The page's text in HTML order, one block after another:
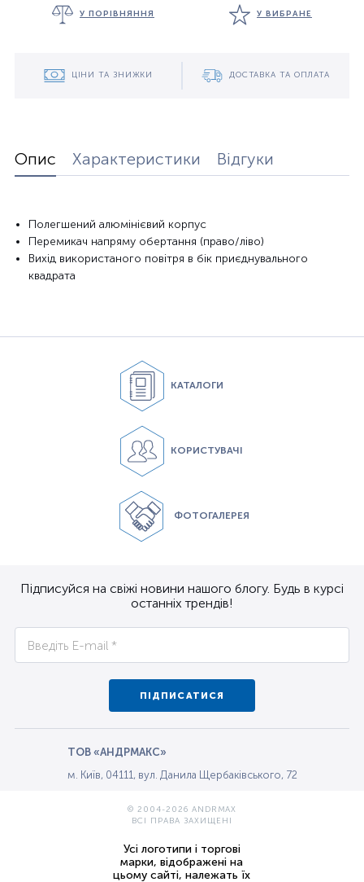
У ПОРІВНЯННЯ У ВИБРАНЕ
ЦІНИ ТА ЗНИЖКИ ДОСТАВКА ТА ОПЛАТА
Опис Характеристики Відгуки
Полегшений алюмінієвий корпус
Перемикач напряму обертання (право/ліво)
Вихід використаного повітря в бік приєднувального
квадрата
КАТАЛОГИ
КОРИСТУВАЧІ
ФОТОГАЛЕРЕЯ
Підписуйся на свіжі новини нашого блогу. Будь в курсі
останніх трендів!
ПІДПИСАТИСЯ
ТОВ «АНДРМАКС»
м. Київ, 04111, вул. Данила Щербаківського, 72
© 2004-2026 ANDRMAX
ВСІ ПРАВА ЗАХИЩЕНІ
Усі логотипи і торгові
марки, відображені на
цьому сайті, належать їх